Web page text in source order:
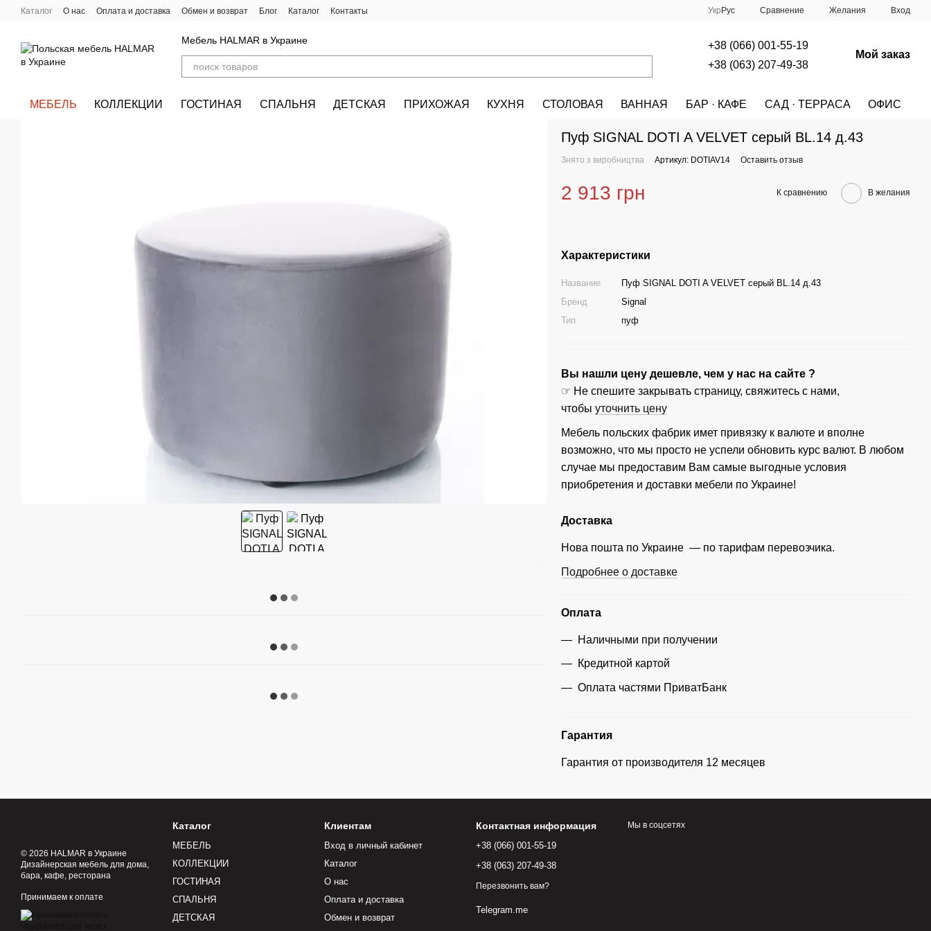
Перейти к основному контенту
Каталог О нас Оплата и доставка Обмен и возврат Блог Каталог Контакты Укр Рус Сравнение Желания Вход
Мебель HALMAR в Украине
+38 (066) 001-55-19
+38 (063) 207-49-38
Мой заказ
МЕБЕЛЬ КОЛЛЕКЦИИ ГОСТИНАЯ СПАЛЬНЯ ДЕТСКАЯ ПРИХОЖАЯ КУХНЯ СТОЛОВАЯ ВАННАЯ БАР · КАФЕ САД · ТЕРРАСА ОФИС
Пуф SIGNAL DOTI A VELVET серый BL.14 д.43
Знято з виробництва Артикул: DOTIAV14 Оставить отзыв
2 913 грн К сравнению В желания
Характеристики
Название
Пуф SIGNAL DOTI A VELVET серый BL.14 д.43
Бренд
Signal
Тип
пуф
Вы нашли цену дешевле, чем у нас на сайте ?
☞ Не спешите закрывать страницу, свяжитесь с нами,
чтобыуточнить цену
Мебель польских фабрик имет привязку к валюте и вполне
возможно, что мы просто не успели обновить курс валют. В любом
случае мы предоставим Вам самые выгодные условия
приобретения и доставки мебели по Украине!
Доставка
Нова пошта по Украине — по тарифам перевозчика.
Подробнее о доставке
Оплата
Наличными при получении
Кредитной картой
Оплата частями ПриватБанк
Гарантия
Гарантия от производителя 12 месяцев
© 2026 HALMAR в Украине
Дизайнерская мебель для дома,
бара, кафе, ресторана
Принимаем к оплате
Каталог
МЕБЕЛЬ
КОЛЛЕКЦИИ
ГОСТИНАЯ
СПАЛЬНЯ
ДЕТСКАЯ
Клиентам
Вход в личный кабинет
Каталог
О нас
Оплата и доставка
Обмен и возврат
Контактная информация
+38 (066) 001-55-19
+38 (063) 207-49-38
Перезвонить вам?
Telegram.me
Мы в соцсетях